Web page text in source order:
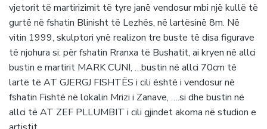
vjetorit të martirizimit të tyre janë vendosur mbi një kullë të
gurtë në fshatin Blinisht të Lezhës, në lartësinë 8m. Në
vitin 1999, skulptori ynë realizon tre buste të disa figurave
të njohura si: për fshatin Rranxa të Bushatit, ai kryen në allci
bustin e martirit MARK CUNI, …bustin në allci 70cm të
lartë të AT GJERGJ FISHTËS i cili është i vendosur në
fshatin Fishtë në lokalin Mrizi i Zanave, ….si dhe bustin në
allci të AT ZEF PLLUMBIT i cili gjindet akoma në studion e